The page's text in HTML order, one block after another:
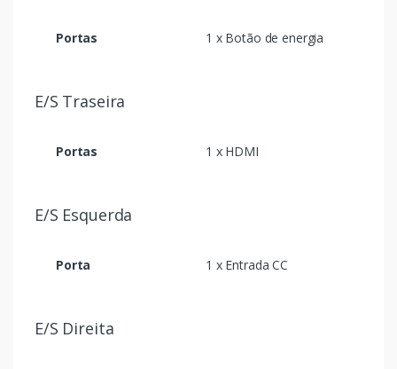
Portas 1 x Botão de energia
E/S Traseira
Portas 1 x HDMI
E/S Esquerda
Porta 1 x Entrada CC
E/S Direita